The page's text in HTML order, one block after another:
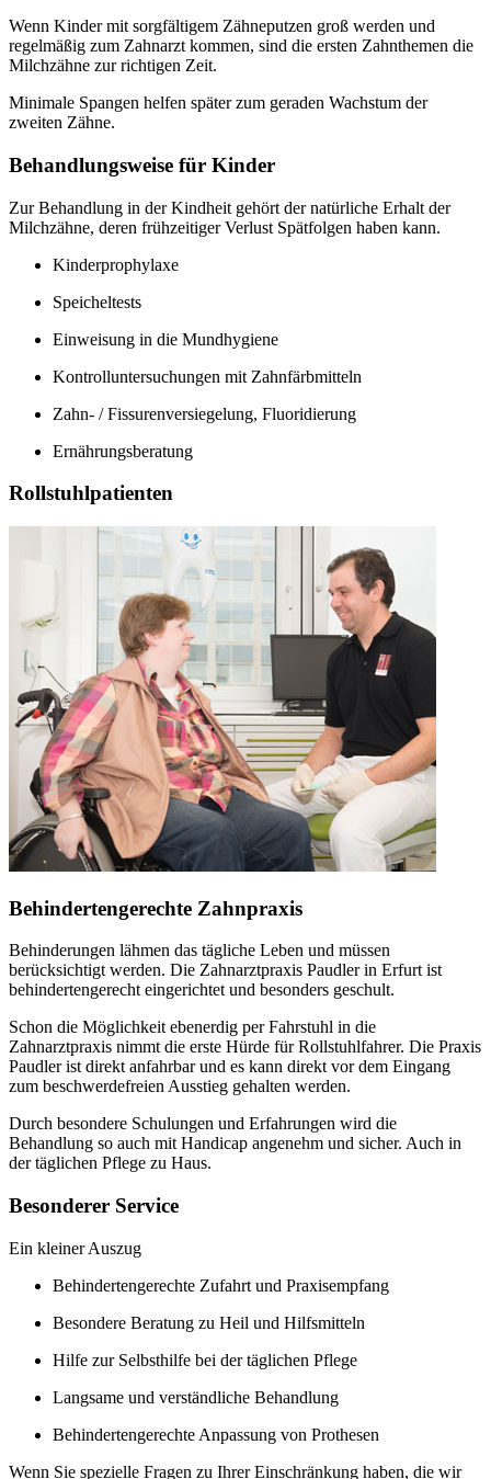
Wenn Kinder mit sorgfältigem Zähneputzen groß werden und
regelmäßig zum Zahnarzt kommen, sind die ersten Zahnthemen die
Milchzähne zur richtigen Zeit.
Minimale Spangen helfen später zum geraden Wachstum der
zweiten Zähne.
Behandlungsweise für Kinder
Zur Behandlung in der Kindheit gehört der natürliche Erhalt der
Milchzähne, deren frühzeitiger Verlust Spätfolgen haben kann.
Kinderprophylaxe
Speicheltests
Einweisung in die Mundhygiene
Kontrolluntersuchungen mit Zahnfärbmitteln
Zahn- / Fissurenversiegelung, Fluoridierung
Ernährungsberatung
Rollstuhlpatienten
Behindertengerechte Zahnpraxis
Behinderungen lähmen das tägliche Leben und müssen
berücksichtigt werden. Die Zahnarztpraxis Paudler in Erfurt ist
behindertengerecht eingerichtet und besonders geschult.
Schon die Möglichkeit ebenerdig per Fahrstuhl in die
Zahnarztpraxis nimmt die erste Hürde für Rollstuhlfahrer. Die Praxis
Paudler ist direkt anfahrbar und es kann direkt vor dem Eingang
zum beschwerdefreien Ausstieg gehalten werden.
Durch besondere Schulungen und Erfahrungen wird die
Behandlung so auch mit Handicap angenehm und sicher. Auch in
der täglichen Pflege zu Haus.
Besonderer Service
Ein kleiner Auszug
Behindertengerechte Zufahrt und Praxisempfang
Besondere Beratung zu Heil und Hilfsmitteln
Hilfe zur Selbsthilfe bei der täglichen Pflege
Langsame und verständliche Behandlung
Behindertengerechte Anpassung von Prothesen
Wenn Sie spezielle Fragen zu Ihrer Einschränkung haben, die wir